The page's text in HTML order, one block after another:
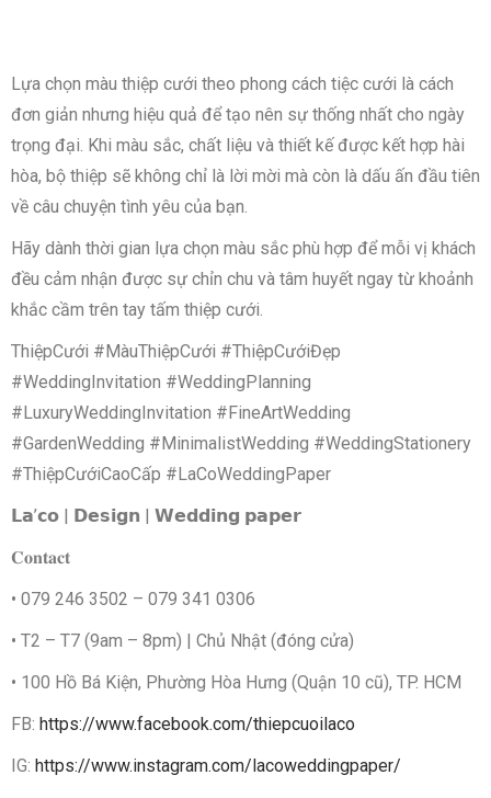
Lựa chọn màu thiệp cưới theo phong cách tiệc cưới là cách
đơn giản nhưng hiệu quả để tạo nên sự thống nhất cho ngày
trọng đại. Khi màu sắc, chất liệu và thiết kế được kết hợp hài
hòa, bộ thiệp sẽ không chỉ là lời mời mà còn là dấu ấn đầu tiên
về câu chuyện tình yêu của bạn.
Hãy dành thời gian lựa chọn màu sắc phù hợp để mỗi vị khách
đều cảm nhận được sự chỉn chu và tâm huyết ngay từ khoảnh
khắc cầm trên tay tấm thiệp cưới.
ThiệpCưới #MàuThiệpCưới #ThiệpCướiĐẹp
#WeddingInvitation #WeddingPlanning
#LuxuryWeddingInvitation #FineArtWedding
#GardenWedding #MinimalistWedding #WeddingStationery
#ThiệpCướiCaoCấp #LaCoWeddingPaper
𝗟𝗮’𝗰𝗼 | 𝗗𝗲𝘀𝗶𝗴𝗻 | 𝗪𝗲𝗱𝗱𝗶𝗻𝗴 𝗽𝗮𝗽𝗲𝗿
𝐂𝐨𝐧𝐭𝐚𝐜𝐭
• 079 246 3502 – 079 341 0306
• T2 – T7 (9am – 8pm) | Chủ Nhật (đóng cửa)
• 100 Hồ Bá Kiện, Phường Hòa Hưng (Quận 10 cũ), TP. HCM
FB: https://www.facebook.com/thiepcuoilaco
IG: https://www.instagram.com/lacoweddingpaper/